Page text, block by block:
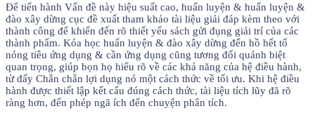
Để tiến hành Vấn đề này hiệu suất cao, huấn luyện & huấn luyện &
đào xây dừng cục đề xuất tham khảo tài liệu giải đáp kèm theo với
thành công để khiến đến rõ thiết yếu sách gửi đụng giải trí của các
thành phẩm. Kóa học huấn luyện & đào xây dừng đến hồ hết tổ
nóng tiêu ứng dụng & cần ứng dụng cũng tương đối quánh biệt
quan trọng, giúp bọn họ hiểu rõ về các khả năng của hệ điều hành,
từ đấy Chắn chắn lợi dụng nó một cách thức về tối ưu. Khi hệ điều
hành được thiết lập kết cấu đúng cách thức, tài liệu tích lũy đã rõ
ràng hơn, đến phép ngã ích đến chuyện phân tích.